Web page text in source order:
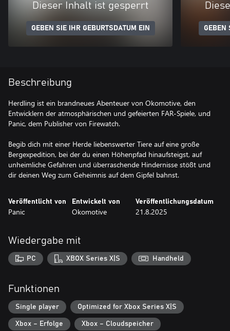
Dieser Inhalt ist gesperrt
GEBEN SIE IHR GEBURTSDATUM EIN GEBEN
Beschreibung
Herdling ist ein brandneues Abenteuer von Okomotive, den
Entwicklern der atmosphärischen und gefeierten FAR-Spiele, und
Panic, dem Publisher von Firewatch.
Begib dich mit einer Herde liebenswerter Tiere auf eine große
Bergexpedition, bei der du einen Höhenpfad hinaufsteigst, auf
unheimliche Gefahren und überraschende Hindernisse stößt und
dir deinen Weg zum Geheimnis auf dem Gipfel bahnst.
Veröffentlicht von
Panic
Entwickelt von
Okomotive
Veröffentlichungsdatum
21.8.2025
Wiedergabe mit
PC XBOX Series X|S Handheld
Funktionen
Single player Optimized for Xbox Series X|S
Xbox – Erfolge Xbox – Cloudspeicher